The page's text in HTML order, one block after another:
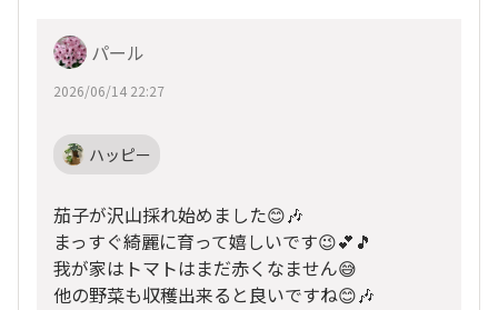
パール
2026/06/14 22:27
ハッピー
茄子が沢山採れ始めました😊🎶
まっすぐ綺麗に育って嬉しいです😉💕🎵
我が家はトマトはまだ赤くなません😅
他の野菜も収穫出来ると良いですね😊🎶